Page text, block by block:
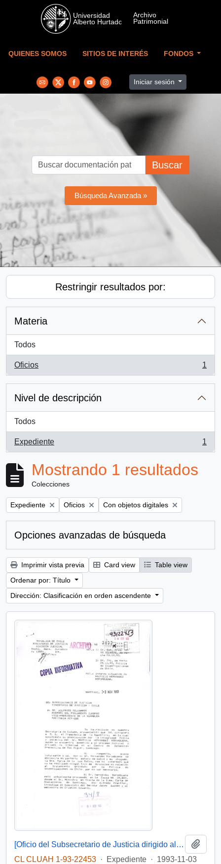
Skip to main content
QUIENES SOMOS SITIOS DE INTERÉS FONDOS
Iniciar sesión
Buscar
Búsqueda Avanzada »
Restringir resultados por:
Materia
Todos
Oficios
, 1 resultados
1
Nivel de descripción
Todos
Expediente
, 1 resultados
1
Mostrando 1 resultados
Colecciones
Remove filter:
Expediente Remove filter:
Oficios Remove filter:
Con objetos digitales
Opciones avanzadas de búsqueda
Imprimir vista previa Card view
Table view
Ordenar por: Título
Dirección: Clasificación en orden ascendente
[Oficio del Subsecretario de Justicia dirigido al sr. Wilfried Telkamper, miembro del parlamento europeo]
CL CLUAH 1-93-22453 · Expediente · 1993-11-03